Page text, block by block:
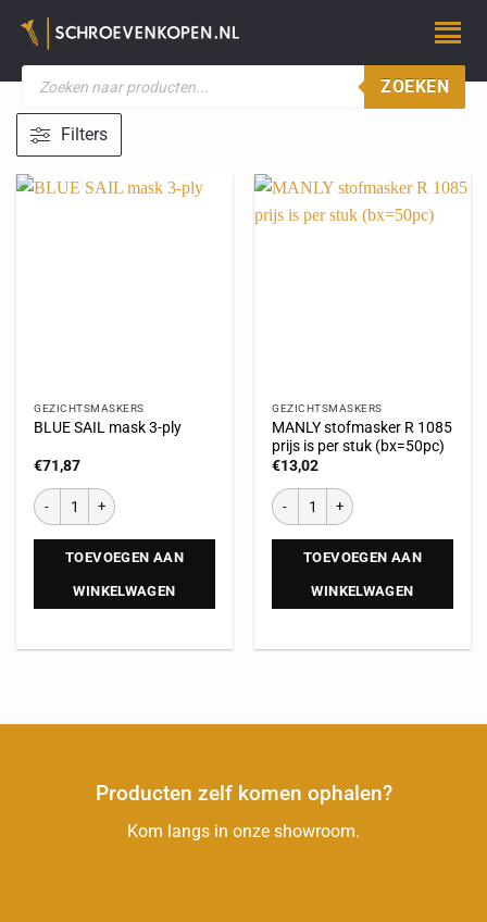
ZOEKEN
Filters
GEZICHTSMASKERS
BLUE SAIL mask 3-ply
€71,87
TOEVOEGEN AAN
WINKELWAGEN
GEZICHTSMASKERS
MANLY stofmasker R 1085
prijs is per stuk (bx=50pc)
€13,02
TOEVOEGEN AAN
WINKELWAGEN
Producten zelf komen ophalen?
Kom langs in onze showroom.